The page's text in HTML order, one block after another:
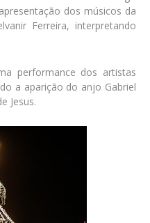
dos músicos da
Ferreira, interpretando
performance dos artistas
a aparição do anjo Gabriel
Jesus.